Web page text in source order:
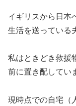
イギリスから日本
生活を送っている
私はときどき救援
前に置き配してい
現時点での自宅（